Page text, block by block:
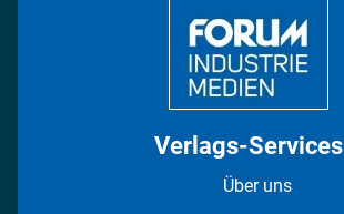
Verlags-Services
Über uns